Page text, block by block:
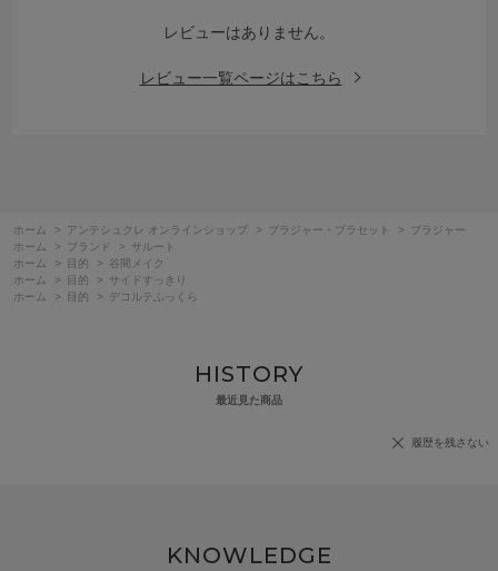
レビューはありません。
レビュー一覧ページはこちら
ホーム > アンテシュクレ オンラインショップ > ブラジャー・ブラセット >
ブラジャー
ホーム
> ブランド >
サルート
ホーム
> 目的 >
谷間メイク
ホーム
> 目的 >
サイドすっきり
ホーム
> 目的 > デコルテふっくら
HISTORY
最近見た商品
履歴を残さない
KNOWLEDGE